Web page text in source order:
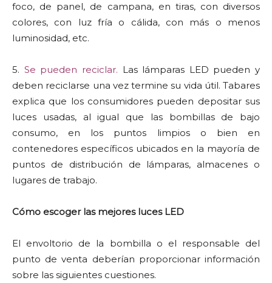
foco, de panel, de campana, en tiras, con diversos
colores, con luz fría o cálida, con más o menos
luminosidad, etc.
5. Se pueden reciclar. Las lámparas LED pueden y
deben reciclarse una vez termine su vida útil. Tabares
explica que los consumidores pueden depositar sus
luces usadas, al igual que las bombillas de bajo
consumo, en los puntos limpios o bien en
contenedores específicos ubicados en la mayoría de
puntos de distribución de lámparas, almacenes o
lugares de trabajo.
Cómo escoger las mejores luces LED
El envoltorio de la bombilla o el responsable del
punto de venta deberían proporcionar información
sobre las siguientes cuestiones.